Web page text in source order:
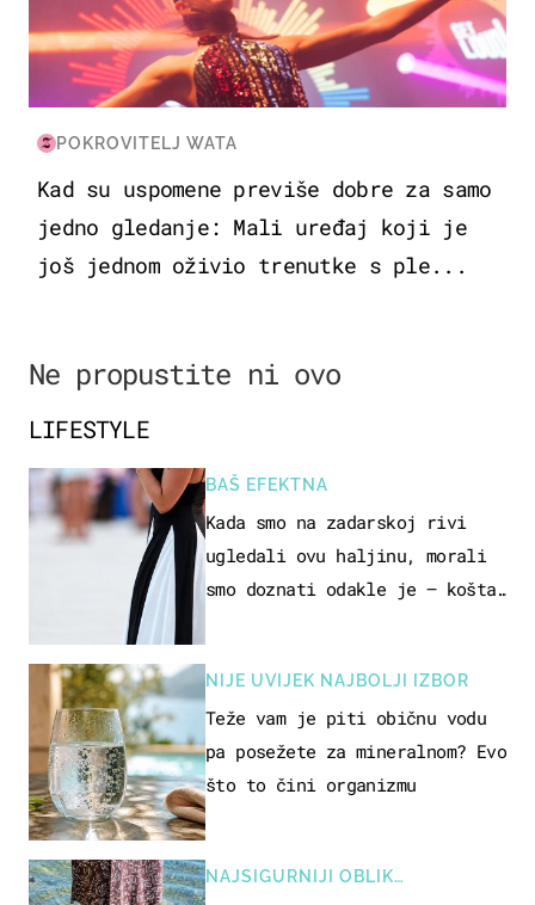
POKROVITELJ WATA
Kad su uspomene previše dobre za samo
jedno gledanje: Mali uređaj koji je
još jednom oživio trenutke s ple...
Ne propustite ni ovo
LIFESTYLE
BAŠ EFEKTNA
Kada smo na zadarskoj rivi
ugledali ovu haljinu, morali
smo doznati odakle je – košta
NIJE UVIJEK NAJBOLJI IZBOR
Teže vam je piti običnu vodu
pa posežete za mineralnom? Evo
što to čini organizmu
NAJSIGURNIJI OBLIK